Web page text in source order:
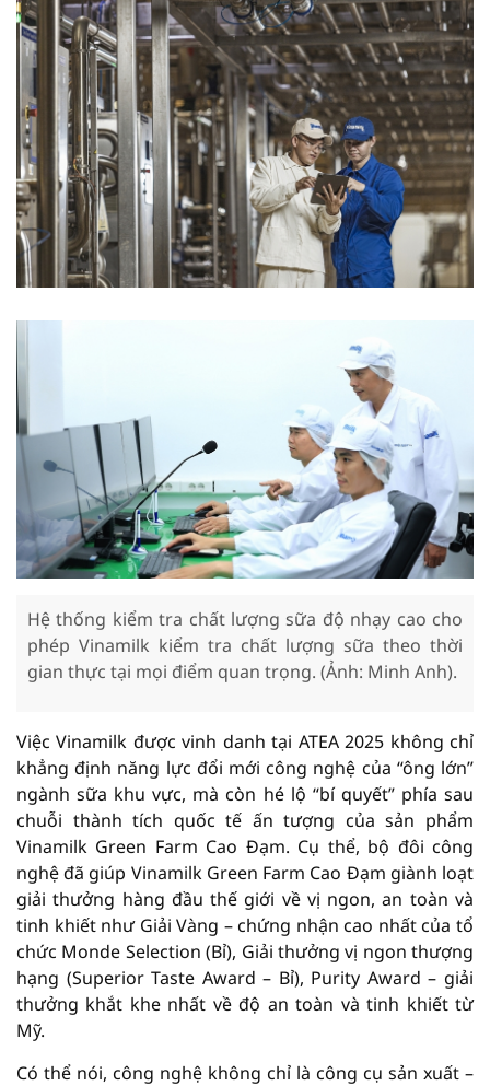
Hệ thống kiểm tra chất lượng sữa độ nhạy cao cho
phép Vinamilk kiểm tra chất lượng sữa theo thời
gian thực tại mọi điểm quan trọng. (Ảnh: Minh Anh).
Việc Vinamilk được vinh danh tại ATEA 2025 không chỉ
khẳng định năng lực đổi mới công nghệ của “ông lớn”
ngành sữa khu vực, mà còn hé lộ “bí quyết” phía sau
chuỗi thành tích quốc tế ấn tượng của sản phẩm
Vinamilk Green Farm Cao Đạm. Cụ thể, bộ đôi công
nghệ đã giúp Vinamilk Green Farm Cao Đạm giành loạt
giải thưởng hàng đầu thế giới về vị ngon, an toàn và
tinh khiết như Giải Vàng – chứng nhận cao nhất của tổ
chức Monde Selection (Bỉ), Giải thưởng vị ngon thượng
hạng (Superior Taste Award – Bỉ), Purity Award – giải
thưởng khắt khe nhất về độ an toàn và tinh khiết từ
Mỹ.
Có thể nói, công nghệ không chỉ là công cụ sản xuất –